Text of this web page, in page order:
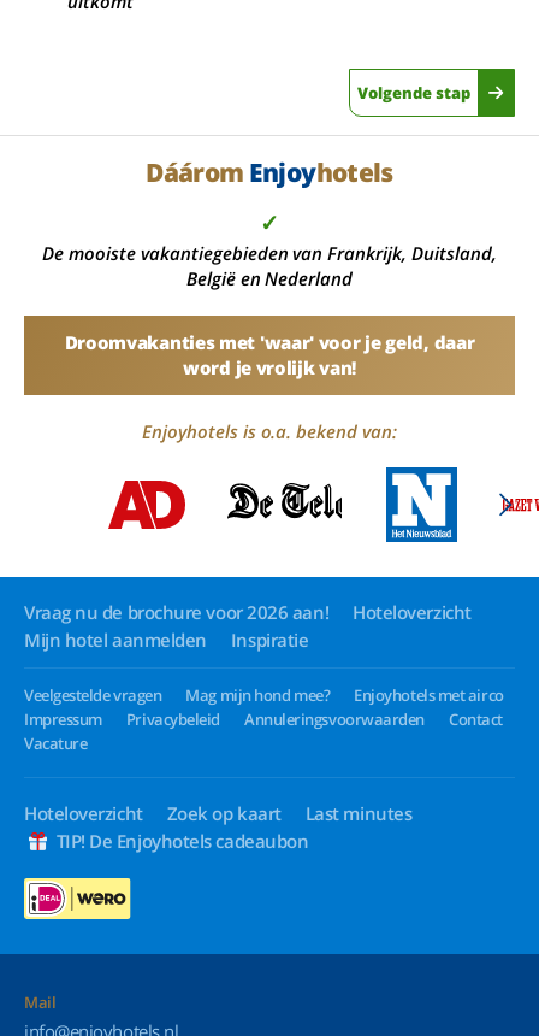
Volgende stap
Dáárom Enjoyhotels
✓
De mooiste vakantiegebieden van Frankrijk, Duitsland,
België en Nederland
Droomvakanties met 'waar' voor je geld, daar
word je vrolijk van!
Enjoyhotels is o.a. bekend van:
Vraag nu de brochure voor 2026 aan!
Hoteloverzicht
Mijn hotel aanmelden
Inspiratie
Veelgestelde vragen Mag mijn hond mee?
Enjoyhotels met airco
Impressum
Privacybeleid Annuleringsvoorwaarden
Contact
Vacature
Hoteloverzicht Zoek op kaart
Last minutes
TIP! De Enjoyhotels cadeaubon
Mail
info@enjoyhotels.nl